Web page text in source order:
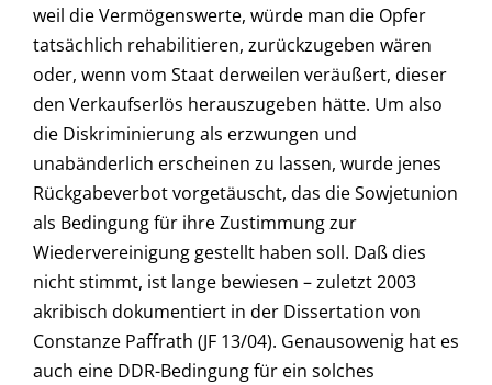
weil die Vermögenswerte, würde man die Opfer
tatsächlich rehabilitieren, zurückzugeben wären
oder, wenn vom Staat derweilen veräußert, dieser
den Verkaufserlös herauszugeben hätte. Um also
die Diskriminierung als erzwungen und
unabänderlich erscheinen zu lassen, wurde jenes
Rückgabeverbot vorgetäuscht, das die Sowjetunion
als Bedingung für ihre Zustimmung zur
Wiedervereinigung gestellt haben soll. Daß dies
nicht stimmt, ist lange bewiesen – zuletzt 2003
akribisch dokumentiert in der Dissertation von
Constanze Paffrath (JF 13/04). Genausowenig hat es
auch eine DDR-Bedingung für ein solches